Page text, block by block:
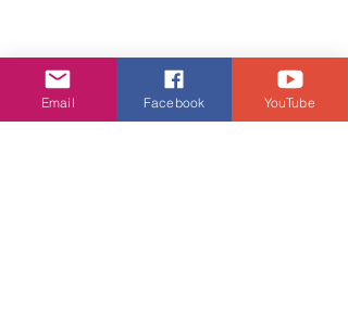
Email Facebook YouTube